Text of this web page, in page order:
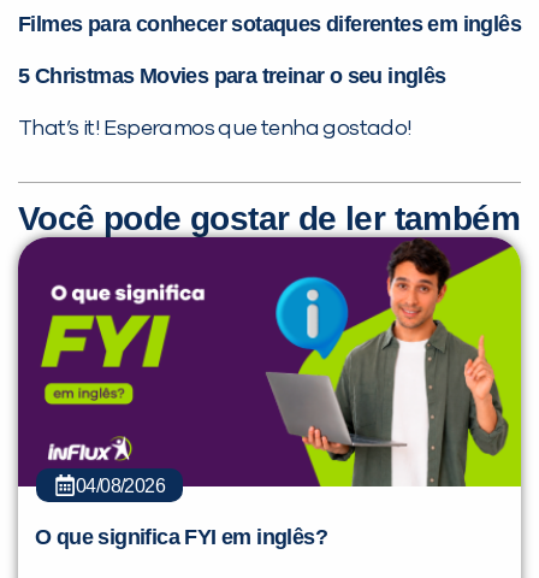
Filmes para conhecer sotaques diferentes em inglês
5 Christmas Movies para treinar o seu inglês
That’s it! Esperamos que tenha gostado!
Você pode gostar de ler também
04/08/2026
O que significa FYI em inglês?